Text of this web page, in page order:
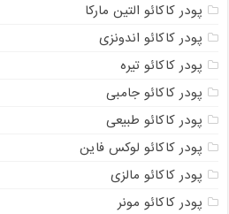
پودر کاکائو التین مارکا
پودر کاکائو اندونزی
پودر کاکائو تیره
پودر کاکائو جامبی
پودر کاکائو طبیعی
پودر کاکائو لوکس فاین
پودر کاکائو مالزی
پودر کاکائو مونر